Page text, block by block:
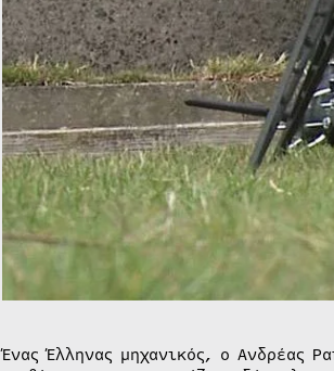
Ένας Έλληνας μηχανικός, ο Ανδρέας